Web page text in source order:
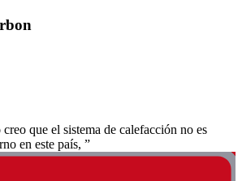
que el sistema de calefacción no es
en este país, ”